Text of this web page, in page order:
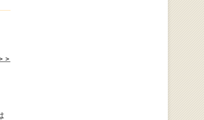
＞